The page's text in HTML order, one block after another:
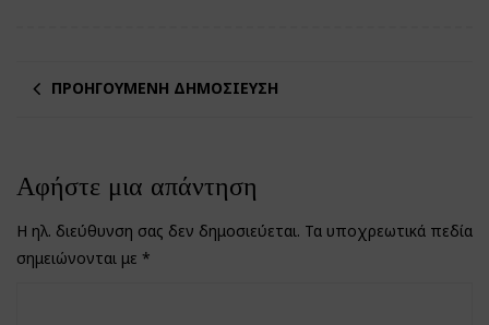
ΠΡΟΗΓΟΎΜΕΝΗ ΔΗΜΟΣΊΕΥΣΗ
Αφήστε μια απάντηση
Η ηλ. διεύθυνση σας δεν δημοσιεύεται. Τα υποχρεωτικά πεδία
σημειώνονται με *